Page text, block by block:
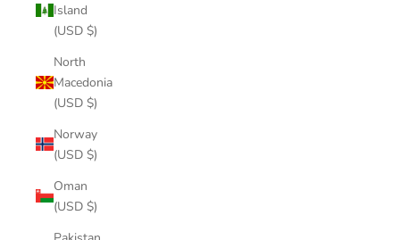
Island
(USD $)
North
Macedonia
(USD $)
Norway
(USD $)
Oman
(USD $)